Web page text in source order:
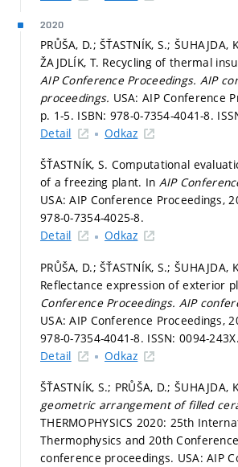
2020
PRŮŠA, D.; ŠŤASTNÍK, S.; ŠUHAJDA,
ŽAJDLÍK, T. Recycling of thermal
AIP Conference Proceedings. AIP
proceedings. USA: AIP Conference
p. 1-5. ISBN: 978-0-7354-4041-8.
Detail
Odkaz
ŠŤASTNÍK, S. Computational
of a freezing plant. In AIP
USA: AIP Conference Proceedings,
978-0-7354-4025-8.
Detail
Odkaz
PRŮŠA, D.; ŠŤASTNÍK, S.; ŠUHAJDA,
Reflectance expression of exterior
Conference Proceedings. AIP
USA: AIP Conference Proceedings,
978-0-7354-4041-8. ISSN: 0094-243X.
Detail
Odkaz
ŠŤASTNÍK, S.; PRŮŠA, D.; ŠUHAJDA,
geometric arrangement of filled
THERMOPHYSICS 2020: 25th
Thermophysics and 20th Conference
conference proceedings. USA: AIP